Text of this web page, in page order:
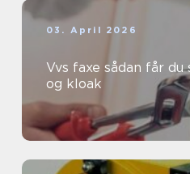
03. April 2026
Vvs faxe sådan får du styr på vand, varme
og kloak